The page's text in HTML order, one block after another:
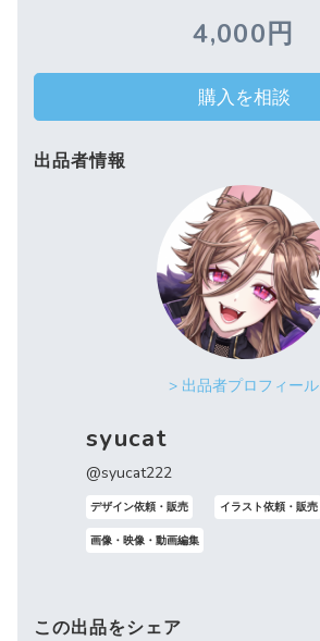
4,000円
購入を相談
出品者情報
> 出品者プロフィール
syucat
@syucat222
デザイン依頼・販売 イラスト依頼・販売
画像・映像・動画編集
この出品をシェア